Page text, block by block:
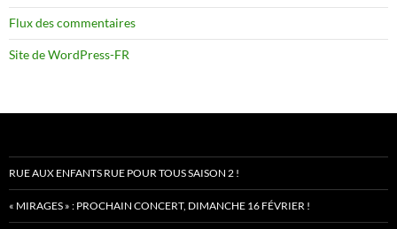
Flux des commentaires
Site de WordPress-FR
RUE AUX ENFANTS RUE POUR TOUS SAISON 2 !
« MIRAGES » : PROCHAIN CONCERT, DIMANCHE 16 FÉVRIER !